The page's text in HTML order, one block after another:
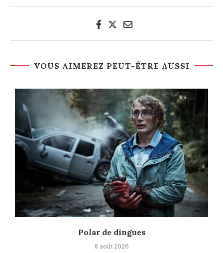
VOUS AIMEREZ PEUT-ÊTRE AUSSI
Polar de dingues
8 août 2026